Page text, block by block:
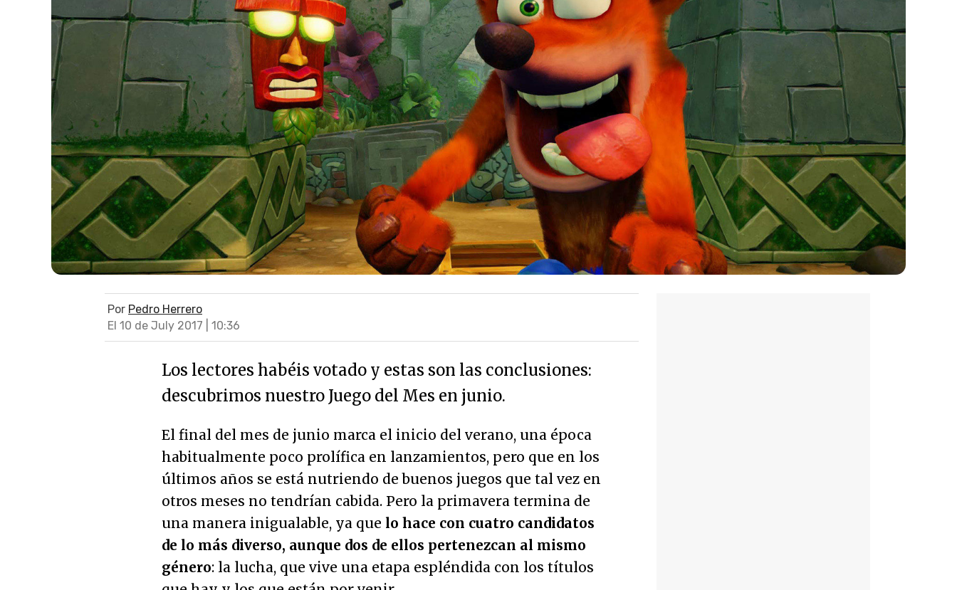
Por Pedro Herrero
El 10 de July 2017 | 10:36
Los lectores habéis votado y estas son las conclusiones:
descubrimos nuestro Juego del Mes en junio.
El final del mes de junio marca el inicio del verano, una época
habitualmente poco prolífica en lanzamientos, pero que en los
últimos años se está nutriendo de buenos juegos que tal vez en
otros meses no tendrían cabida. Pero la primavera termina de
una manera inigualable, ya que lo hace con cuatro candidatos
de lo más diverso, aunque dos de ellos pertenezcan al mismo
género: la lucha, que vive una etapa espléndida con los títulos